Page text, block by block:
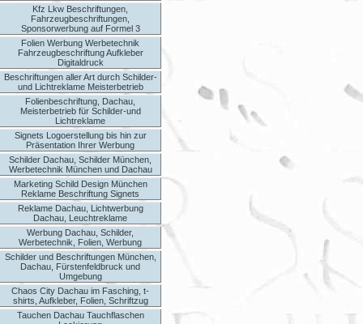
Kfz Lkw Beschriftungen,
Fahrzeugbeschriftungen,
Sponsorwerbung auf Formel 3
Folien Werbung Werbetechnik
Fahrzeugbeschriftung Aufkleber
Digitaldruck
Beschriftungen aller Art durch Schilder-
und Lichtreklame Meisterbetrieb
Folienbeschriftung, Dachau,
Meisterbetrieb für Schilder-und
Lichtreklame
Signets Logoerstellung bis hin zur
Präsentation Ihrer Werbung
Schilder Dachau, Schilder München,
Werbetechnik München und Dachau
Marketing Schild Design München
Reklame Beschriftung Signets
Reklame Dachau, Lichtwerbung
Dachau, Leuchtreklame
Werbung Dachau, Schilder,
Werbetechnik, Folien, Werbung
Schilder und Beschriftungen München,
Dachau, Fürstenfeldbruck und
Umgebung
Chaos City Dachau im Fasching, t-
shirts, Aufkleber, Folien, Schriftzug
Tauchen Dachau Tauchflaschen